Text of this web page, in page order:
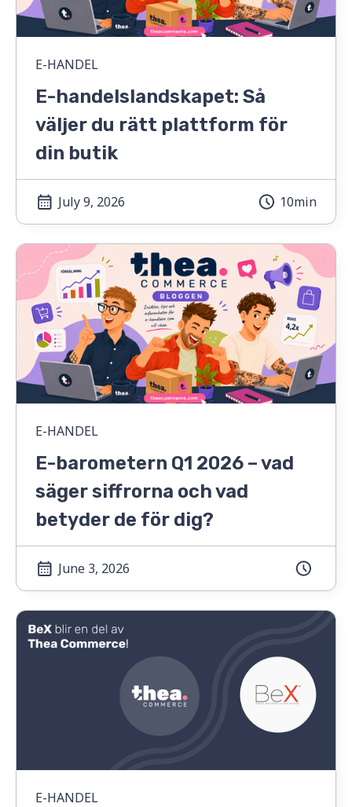
E-HANDEL
E-handelslandskapet: Så
väljer du rätt plattform för
din butik
July 9, 2026 10min
E-HANDEL
E-barometern Q1 2026 – vad
säger siffrorna och vad
betyder de för dig?
June 3, 2026
E-HANDEL